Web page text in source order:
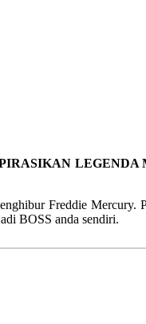
Freddie Mercury.
BOSS anda sendiri.